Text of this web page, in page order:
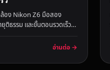
อง Nikon Z6 มือสอง
ติธรรม และขั้นตอนรวดเร็ว
อ่านต่อ →